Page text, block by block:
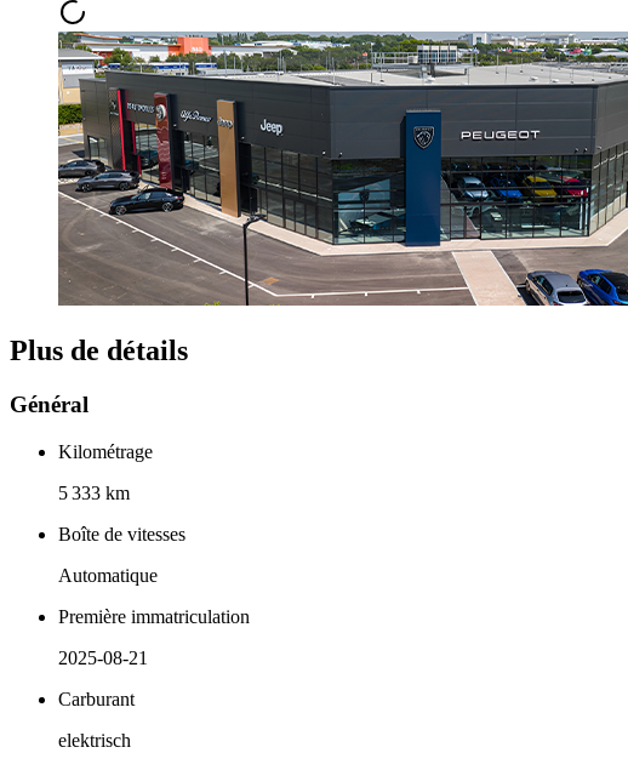
Plus de détails
Général
Kilométrage
5 333 km
Boîte de vitesses
Automatique
Première immatriculation
2025-08-21
Carburant
elektrisch